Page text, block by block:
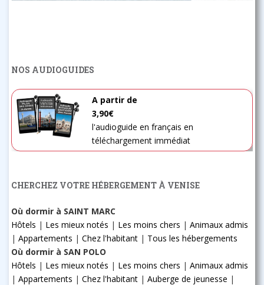
NOS AUDIOGUIDES
A partir de
3,90€
l'audioguide en français en
téléchargement immédiat
CHERCHEZ VOTRE HÉBERGEMENT À VENISE
Où dormir à SAINT MARC
Hôtels | Les mieux notés | Les moins chers | Animaux admis
| Appartements | Chez l'habitant | Tous les hébergements
Où dormir à SAN POLO
Hôtels | Les mieux notés | Les moins chers | Animaux admis
| Appartements | Chez l'habitant | Auberge de jeunesse |